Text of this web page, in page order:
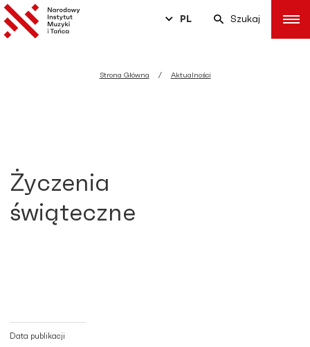
PL Szukaj
Strona Główna Aktualności
Życzenia
świąteczne
Data publikacji